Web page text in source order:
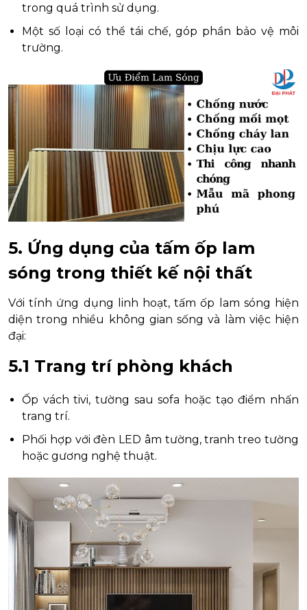
trong quá trình sử dụng.
Một số loại có thể tái chế, góp phần bảo vệ môi
trường.
5. Ứng dụng của tấm ốp lam
sóng trong thiết kế nội thất
Với tính ứng dụng linh hoạt, tấm ốp lam sóng hiện
diện trong nhiều không gian sống và làm việc hiện
đại:
5.1 Trang trí phòng khách
Ốp vách tivi, tường sau sofa hoặc tạo điểm nhấn
trang trí.
Phối hợp với đèn LED âm tường, tranh treo tường
hoặc gương nghệ thuật.